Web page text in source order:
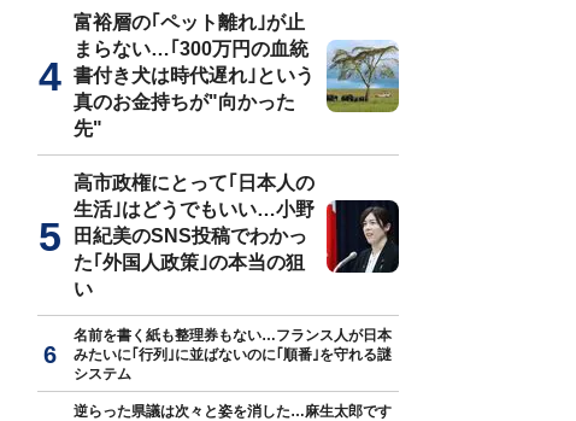
富裕層の｢ペット離れ｣が止
まらない…｢300万円の血統
書付き犬は時代遅れ｣という
真のお金持ちが"向かった
先"
高市政権にとって｢日本人の
生活｣はどうでもいい…小野
田紀美のSNS投稿でわかっ
た｢外国人政策｣の本当の狙
い
名前を書く紙も整理券もない…フランス人が日本
みたいに｢行列｣に並ばないのに｢順番｣を守れる謎
システム
逆らった県議は次々と姿を消した…麻生太郎です